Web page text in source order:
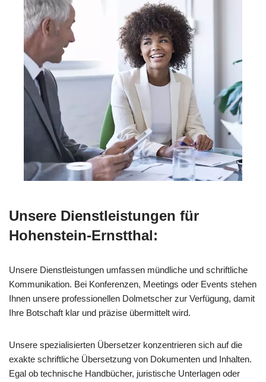
Unsere Dienstleistungen für
Hohenstein-Ernstthal:
Unsere Dienstleistungen umfassen mündliche und schriftliche
Kommunikation. Bei Konferenzen, Meetings oder Events stehen
Ihnen unsere professionellen Dolmetscher zur Verfügung, damit
Ihre Botschaft klar und präzise übermittelt wird.
Unsere spezialisierten Übersetzer konzentrieren sich auf die
exakte schriftliche Übersetzung von Dokumenten und Inhalten.
Egal ob technische Handbücher, juristische Unterlagen oder